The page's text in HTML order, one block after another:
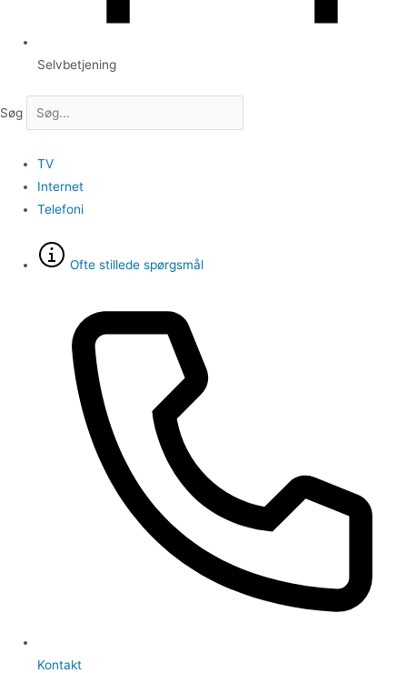
Selvbetjening
Søg
TV
Internet
Telefoni
Ofte stillede spørgsmål
Kontakt